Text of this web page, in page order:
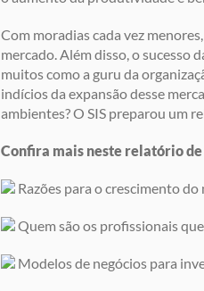
Com moradias cada vez
mercado. Além disso, o sucesso
muitos como a guru da
indícios da expansão desse
ambientes? O SIS preparou um
Confira mais neste relatório
Razões para o crescimento
Quem são os profissionais
Modelos de negócios para